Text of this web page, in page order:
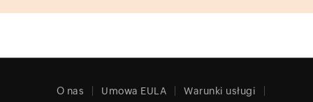
O nas Umowa EULA Warunki usługi